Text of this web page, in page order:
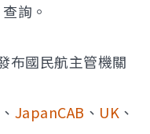
詢。
布國民航主管機關
、 JapanCAB 、 UK 、